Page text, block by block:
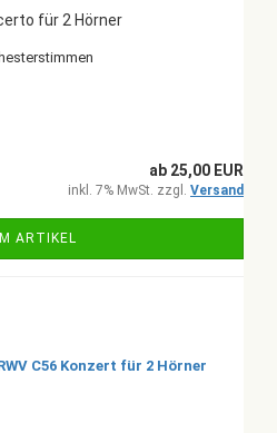
für 2 Hörner
ab 25,00 EUR
inkl. 7% MwSt. zzgl. Versand
ARTIKEL